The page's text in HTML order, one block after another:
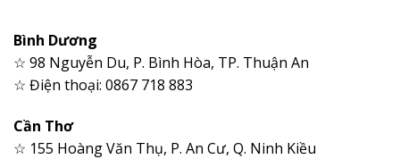
Bình Dương
☆ 98 Nguyễn Du, P. Bình Hòa, TP. Thuận An
☆ Điện thoại: 0867 718 883
Cần Thơ
☆ 155 Hoàng Văn Thụ, P. An Cư, Q. Ninh Kiều